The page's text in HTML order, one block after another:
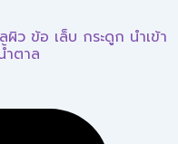
ว ข้อ เล็บ กระดูก นำเข้า
ตาล